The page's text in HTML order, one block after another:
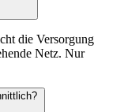
die Versorgung
Netz. Nur